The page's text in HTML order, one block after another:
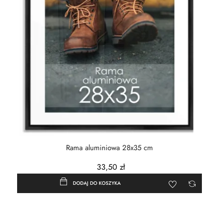
Rama aluminiowa 28x35 cm
33,50 zł
DODAJ DO KOSZYKA